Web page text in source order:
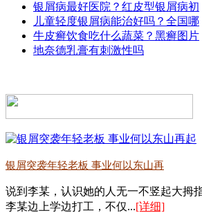
银屑病最好医院？红皮型银屑病初
儿童轻度银屑病能治好吗？全国哪
牛皮癣饮食吃什么蔬菜？黑癣图片
地奈德乳膏有刺激性吗
银屑突袭年轻老板 事业何以东山再
说到李某，认识她的人无一不竖起大拇
李某边上学边打工，不仅...[详细]